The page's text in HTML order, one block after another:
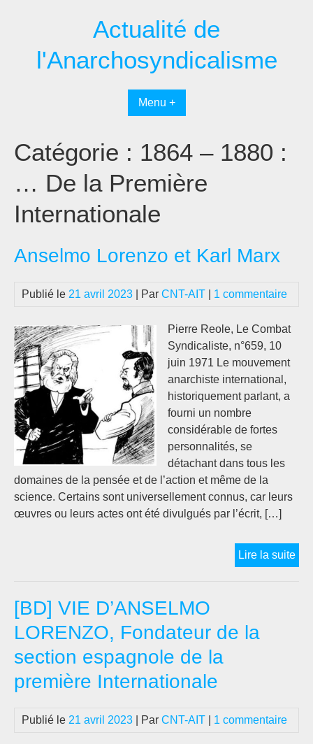
Actualité de
l'Anarchosyndicalisme
Menu +
Catégorie : 1864 – 1880 :
… De la Première
Internationale
Anselmo Lorenzo et Karl Marx
Publié le 21 avril 2023 | Par CNT-AIT 1 commentaire
Pierre Reole, Le Combat
Syndicaliste, n°659, 10
juin 1971 Le mouvement
anarchiste international,
historiquement parlant, a
fourni un nombre
considérable de fortes
personnalités, se
détachant dans tous les
domaines de la pensée et de l’action et même de la
science. Certains sont universellement connus, car leurs
œuvres ou leurs actes ont été divulgués par l’écrit, […]
Lire la suite
[BD] VIE D’ANSELMO
LORENZO, Fondateur de la
section espagnole de la
première Internationale
Publié le 21 avril 2023 | Par CNT-AIT 1 commentaire